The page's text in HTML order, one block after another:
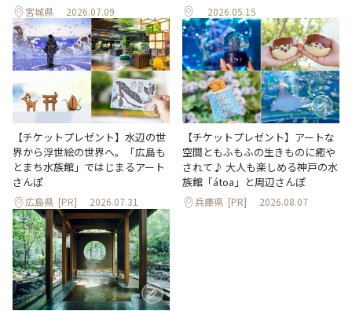
宮城県 2026.07.09 2026.05.15
【チケットプレゼント】水辺の世
界から浮世絵の世界へ。「広島も
とまち水族館」ではじまるアート
さんぽ
広島県 [PR] 2026.07.31
【チケットプレゼント】アートな
空間ともふもふの生きものに癒や
されて♪ 大人も楽しめる神戸の水
族館「átoa」と周辺さんぽ
兵庫県 [PR] 2026.08.07